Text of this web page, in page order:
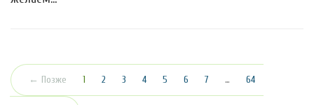
← Позже 1 (текущая)
2 3 4 5 6 7 … 64